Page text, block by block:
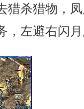
猎杀猎物，
，左避右闪